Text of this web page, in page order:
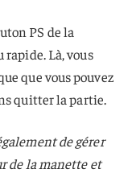
PS de la
Là, vous
que vous pouvez
quitter la partie.
de gérer
de la manette et